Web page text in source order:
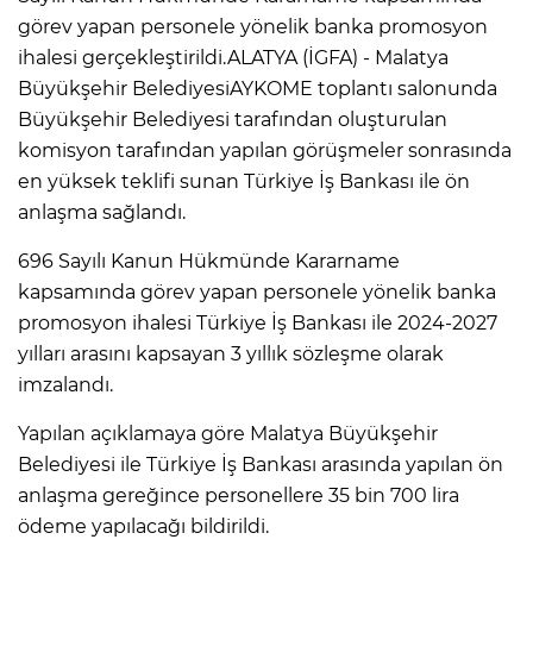
görev yapan personele yönelik banka promosyon
ihalesi gerçekleştirildi.ALATYA (İGFA) - Malatya
Büyükşehir BelediyesiAYKOME toplantı salonunda
Büyükşehir Belediyesi tarafından oluşturulan
komisyon tarafından yapılan görüşmeler sonrasında
en yüksek teklifi sunan Türkiye İş Bankası ile ön
anlaşma sağlandı.
696 Sayılı Kanun Hükmünde Kararname
kapsamında görev yapan personele yönelik banka
promosyon ihalesi Türkiye İş Bankası ile 2024-2027
yılları arasını kapsayan 3 yıllık sözleşme olarak
imzalandı.
Yapılan açıklamaya göre Malatya Büyükşehir
Belediyesi ile Türkiye İş Bankası arasında yapılan ön
anlaşma gereğince personellere 35 bin 700 lira
ödeme yapılacağı bildirildi.